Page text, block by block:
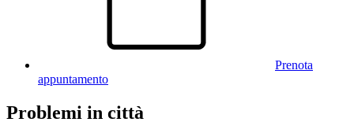
Prenota
appuntamento
Problemi in città